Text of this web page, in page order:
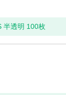
半透明 100枚